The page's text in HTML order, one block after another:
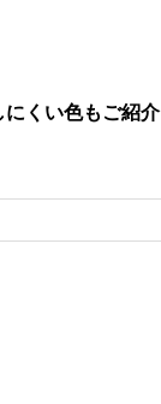
くい色もご紹